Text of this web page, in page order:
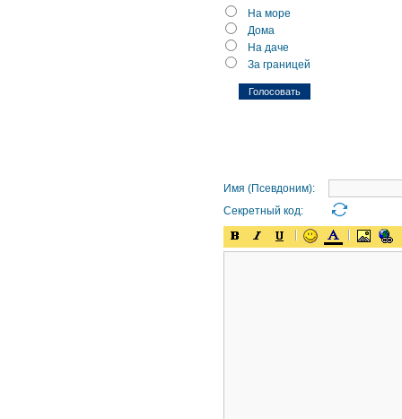
На море
Дома
На даче
За границей
Имя (Псевдоним):
Секретный код: